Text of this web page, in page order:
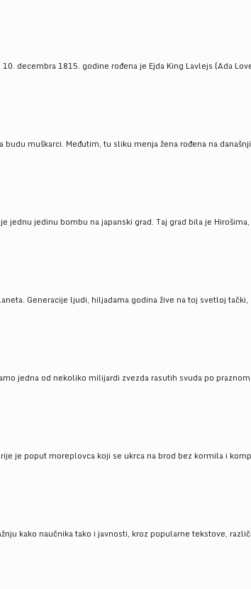
decembra 1815. godine rođena je Ejda King Lavlejs (Ada
muškarci. Međutim, tu sliku menja žena rođena na
jednu jedinu bombu na japanski grad. Taj grad bila je
Generacije ljudi, hiljadama godina žive na toj svetloj
jedna od nekoliko milijardi zvezda rasutih svuda po
je poput moreplovca koji se ukrca na brod bez kormila i
kako naučnika tako i javnosti, kroz popularne tekstove,